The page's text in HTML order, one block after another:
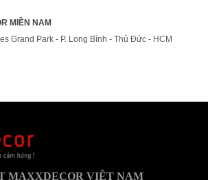
MIỀN NAM
Grand Park - P. Long Bình - Thủ Đức - HCM
MAXXDECOR VIỆT NAM